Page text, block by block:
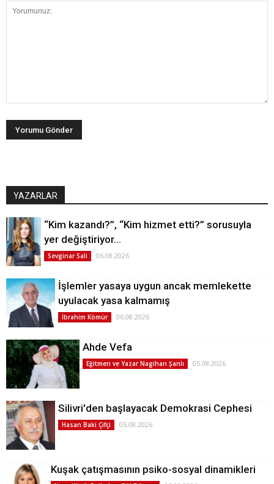
YAZARLAR
“Kim kazandı?”, “Kim hizmet etti?” sorusuyla
yer değiştiriyor…
Sevginar Sali 06.08.2026
İşlemler yasaya uygun ancak memlekette
uyulacak yasa kalmamış
İbrahim Kömür 06.08.2026
Ahde Vefa
Eğitmen ve Yazar Nagihan Şanlı 05.08.2026
Silivri'den başlayacak Demokrasi Cephesi
Hasan Baki Çifçi 05.08.2026
Kuşak çatışmasının psiko-sosyal dinamikleri